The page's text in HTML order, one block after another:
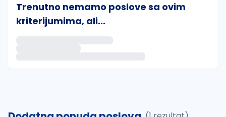
Trenutno nemamo poslove sa ovim
kriterijumima, ali...